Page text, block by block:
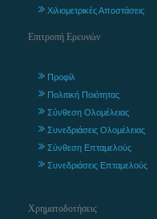
Χιλιομετρικές Αποστάσεις
Επιτροπή Ερευνών
Προφίλ
Πολιτική Ποιότητας
Σύνθεση Ολομέλειας
Συνεδριάσεις Ολομέλειας
Σύνθεση Επταμελούς
Συνεδριάσεις Επταμελούς
Χρηματοδοτήσεις